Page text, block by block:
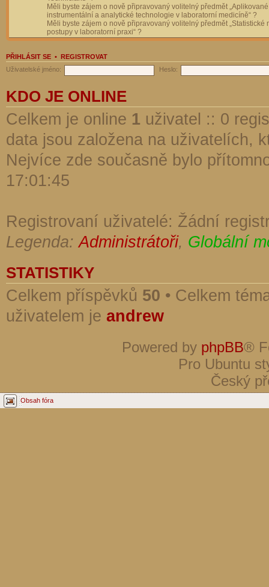
Měli byste zájem o nově připravovaný volitelný předmět „Aplikované
instrumentální a analytické technologie v laboratorní medicíně“ ?
Měli byste zájem o nově připravovaný volitelný předmět „Statistické
postupy v laboratorní praxi“ ?
PŘIHLÁSIT SE • REGISTROVAT
Uživatelské jméno:
Heslo:
KDO JE ONLINE
Celkem je online 1 uživatel :: 0
data jsou založena na uživatelích,
Nejvíce zde současně bylo
17:01:45
Registrovaní uživatelé: Žádní
Legenda:Administrátoři, Globální
STATISTIKY
Celkem příspěvků 50 • Celkem
uživatelem je andrew
Powered by phpBB®
Pro Ubuntu
Český
Obsah fóra